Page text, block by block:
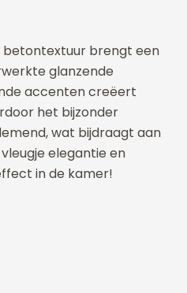
betontextuur brengt een
glanzende
accenten creëert
het bijzonder
wat bijdraagt aan
elegantie en
in de kamer!